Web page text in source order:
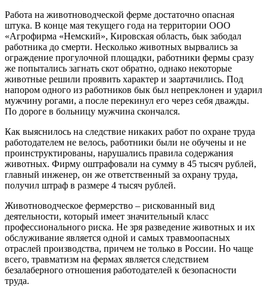
Работа на животноводческой ферме достаточно опасная
штука. В конце мая текущего года на территории ООО
«Агрофирма «Немский», Кировская область, бык забодал
работника до смерти. Несколько животных вырвались за
ограждение прогулочной площадки, работники фермы сразу
же попытались загнать скот обратно, однако некоторые
животные решили проявить характер и заартачились. Под
напором одного из работников бык был непреклонен и ударил
мужчину рогами, а после перекинул его через себя дважды.
По дороге в больницу мужчина скончался.
Как выяснилось на следствие никаких работ по охране труда
работодателем не велось, работники были не обучены и не
проинструктированы, нарушались правила содержания
животных. Фирму оштрафовали на сумму в 45 тысяч рублей,
главный инженер, он же ответственный за охрану труда,
получил штраф в размере 4 тысяч рублей.
Животноводческое фермерство – рискованный вид
деятельности, который имеет значительный класс
профессионального риска. Не зря разведение животных и их
обслуживание является одной и самых травмоопасных
отраслей производства, причем не только в России. Но чаще
всего, травматизм на фермах является следствием
безалаберного отношения работодателей к безопасности
труда.